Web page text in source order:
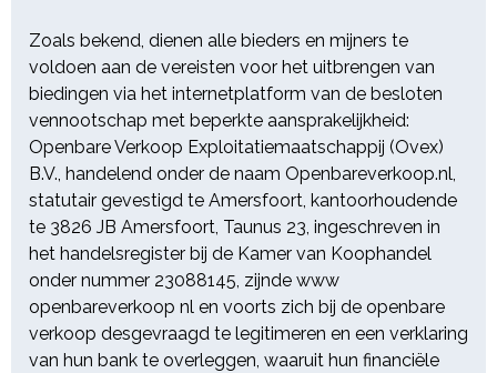
worden gestort casu quo een
bankgarantie te worden gesteld ter
grootte van 15% van de koopprijs
met een minimum van € 15.000,00.
Aan bovenstaande vereisten zal
strikt de hand gehouden worden.
Bieders dan wel mijners die aan
bovengestelde voorwaarden niet
(tijdig) voldoen, ook al zijn het bij de
notaris bekende bieders dan wel
mijners, lopen het risico te worden
afgewezen.
Zoals bekend, dienen alle bieders en mijners te
voldoen aan de vereisten voor het uitbrengen van
biedingen via het internetplatform van de besloten
vennootschap met beperkte aansprakelijkheid:
Openbare Verkoop Exploitatiemaatschappij (Ovex)
B.V., handelend onder de naam Openbareverkoop.nl,
statutair gevestigd te Amersfoort, kantoorhoudende
te 3826 JB Amersfoort, Taunus 23, ingeschreven in
het handelsregister bij de Kamer van Koophandel
onder nummer 23088145, zijnde www
openbareverkoop nl en voorts zich bij de openbare
verkoop desgevraagd te legitimeren en een verklaring
van hun bank te overleggen, waaruit hun financiële